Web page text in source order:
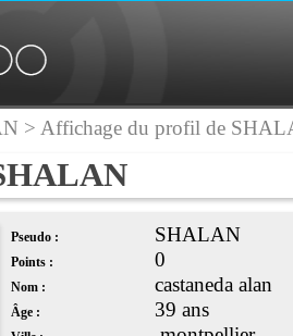
> Affichage du profil de
Pseudo : SHALAN
Points : 0
Nom : castaneda alan
Âge : 39 ans